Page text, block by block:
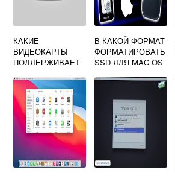
КАКИЕ
ВИДЕОКАРТЫ
ПОДДЕРЖИВАЕТ
В КАКОЙ ФОРМАТ
ФОРМАТИРОВАТЬ
SSD ДЛЯ MAC OS